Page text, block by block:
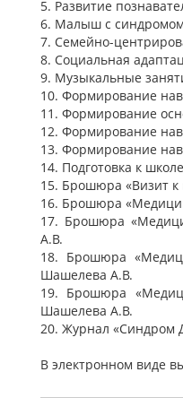
5. Развитие
6. Малыш с
7. Семейно-
8. Социальная
9. Музыкальные
10. Формирование
11. Формирование
12. Формирование
13. Формирование
14. Подготовка к
15. Брошюра «Визит к
16. Брошюра
17. Брошюра
А.В.
18. Брошюра
Шашелева А.В.
19. Брошюра
Шашелева А.В.
20. Журнал «Синдром
В электронном виде